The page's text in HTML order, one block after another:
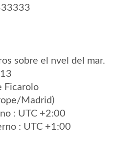
sobre el nvel del mar.
Ficarolo
Madrid)
: UTC +2:00
: UTC +1:00